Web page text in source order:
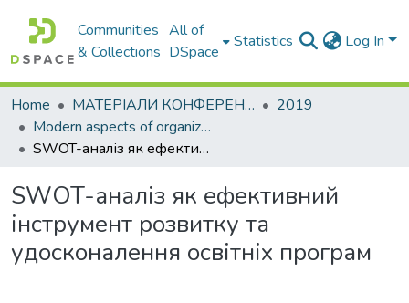
Communities
& Collections
All of
DSpace
Statistics Log In
Home МАТЕРІАЛИ КОНФЕРЕНЦІЙ
2019
Modern aspects of organizational and methodical support of environmental component of pecialists educating
SWOT-аналіз як ефективний інструмент розвитку та удосконалення освітніх програм
SWOT-аналіз як ефективний
інструмент розвитку та
удосконалення освітніх програм